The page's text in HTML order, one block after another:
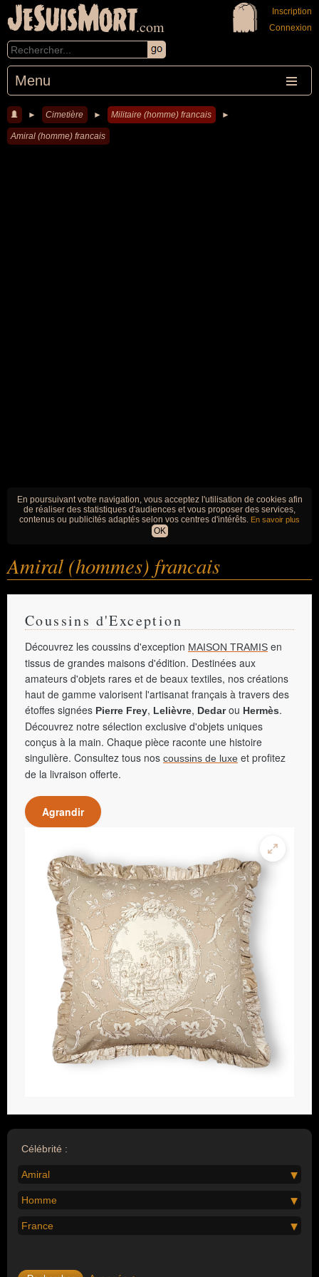
JeSuisMort.com
Menu
Inscription
Connexion
► Cimetière ► Militaire (homme) francais ►
Amiral (homme) francais
En poursuivant votre navigation, vous acceptez l'utilisation de cookies afin
de réaliser des statistiques d'audiences et vous proposer des services,
contenus ou publicités adaptés selon vos centres d'intérêts. En savoir plus
OK
Amiral (hommes) francais
Coussins d'Exception
Découvrez les coussins d'exception MAISON TRAMIS en
tissus de grandes maisons d'édition. Destinées aux
amateurs d'objets rares et de beaux textiles, nos créations
haut de gamme valorisent l'artisanat français à travers des
étoffes signées Pierre Frey, Lelièvre, Dedarou Hermès.
Découvrez notre sélection exclusive d'objets uniques
conçus à la main. Chaque pièce raconte une histoire
singulière. Consultez tous nos coussins de luxe et profitez
de la livraison offerte.
Agrandir
Célébrité :
Amiral
Homme
France